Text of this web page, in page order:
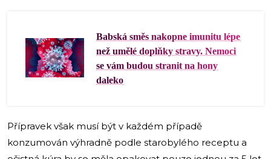
Babská směs nakopne imunitu lépe
než umělé doplňky stravy. Nemoci
se vám budou stranit na hony
daleko
Přípravek však musí být v každém případě
konzumován výhradně podle starobylého receptu a